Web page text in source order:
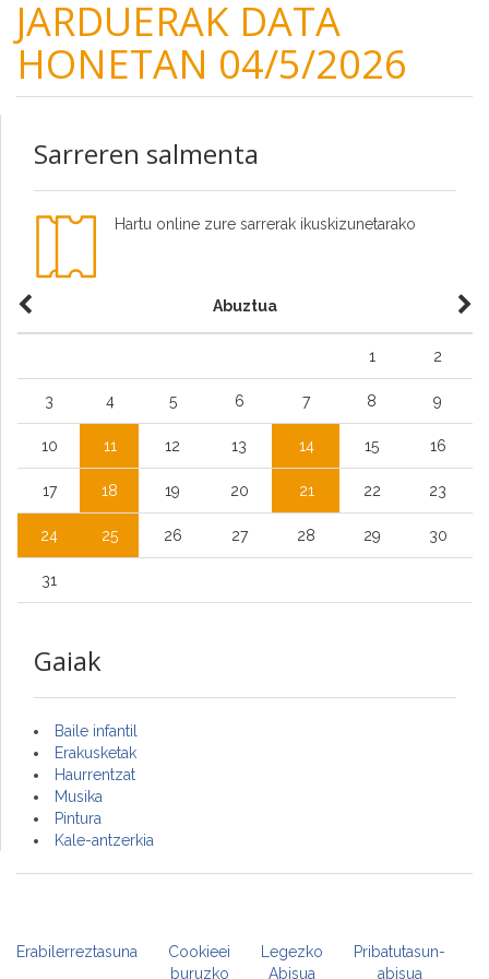
JARDUERAK DATA
HONETAN 04/5/2026
Sarreren salmenta
Hartu online zure sarrerak ikuskizunetarako
Abuztua
1 2
3 4 5 6 7 8 9
10 11 12 13 14 15 16
17 18 19 20 21 22 23
24 25 26 27 28 29 30
31
Gaiak
Baile infantil
Erakusketak
Haurrentzat
Musika
Pintura
Kale-antzerkia
Erabilerreztasuna
Cookieei
buruzko
Legezko
Abisua
Pribatutasun-
abisua